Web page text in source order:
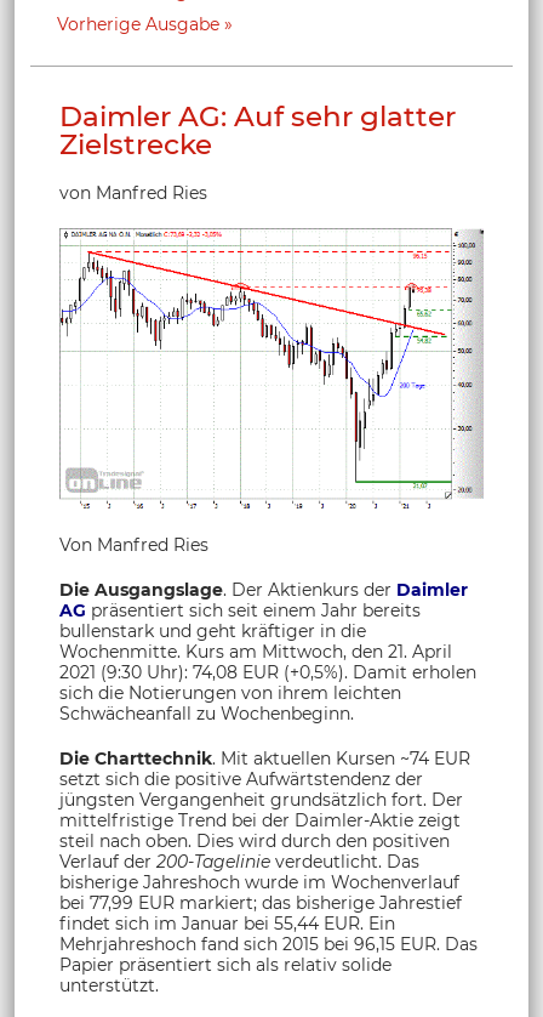
Vorherige Ausgabe
Daimler AG: Auf sehr glatter
Zielstrecke
von Manfred Ries
Von Manfred Ries
Die Ausgangslage. Der Aktienkurs der Daimler
AG präsentiert sich seit einem Jahr bereits
bullenstark und geht kräftiger in die
Wochenmitte. Kurs am Mittwoch, den 21. April
2021 (9:30 Uhr): 74,08 EUR (+0,5%). Damit erholen
sich die Notierungen von ihrem leichten
Schwächeanfall zu Wochenbeginn.
Die Charttechnik. Mit aktuellen Kursen ~74 EUR
setzt sich die positive Aufwärtstendenz der
jüngsten Vergangenheit grundsätzlich fort. Der
mittelfristige Trend bei der Daimler-Aktie zeigt
steil nach oben. Dies wird durch den positiven
Verlauf der 200-Tagelinie verdeutlicht. Das
bisherige Jahreshoch wurde im Wochenverlauf
bei 77,99 EUR markiert; das bisherige Jahrestief
findet sich im Januar bei 55,44 EUR. Ein
Mehrjahreshoch fand sich 2015 bei 96,15 EUR. Das
Papier präsentiert sich als relativ solide
unterstützt.